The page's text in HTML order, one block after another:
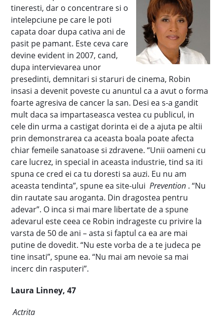
tineresti, dar o concentrare si o
intelepciune pe care le poti
capata doar dupa cativa ani de
pasit pe pamant. Este ceva care
devine evident in 2007, cand,
dupa intervievarea unor
presedinti, demnitari si staruri de cinema, Robin
insasi a devenit poveste cu anuntul ca a avut o forma
foarte agresiva de cancer la san. Desi ea s-a gandit
mult daca sa impartaseasca vestea cu publicul, in
cele din urma a castigat dorinta ei de a ajuta pe altii
prin demonstrarea ca aceasta boala poate afecta
chiar femeile sanatoase si zdravene. “Unii oameni cu
care lucrez, in special in aceasta industrie, tind sa iti
spuna ce cred ei ca tu doresti sa auzi. Eu nu am
aceasta tendinta”, spune ea site-ului Prevention . “Nu
din rautate sau aroganta. Din dragostea pentru
adevar”. O inca si mai mare libertate de a spune
adevarul este ceea ce Robin indrageste cu privire la
varsta de 50 de ani – asta si faptul ca ea are mai
putine de dovedit. “Nu este vorba de a te judeca pe
tine insati”, spune ea. “Nu mai am nevoie sa mai
incerc din rasputeri”.
Laura Linney, 47
Actrita